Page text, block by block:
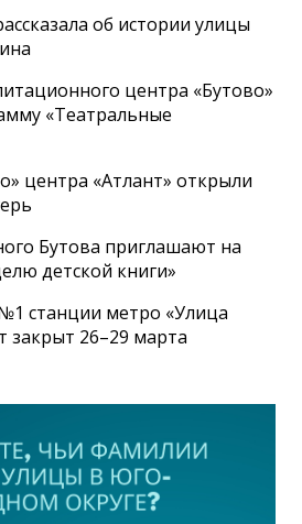
об истории улицы
центра «Бутово»
«Театральные
центра «Атлант» открыли
Бутова приглашают на
детской книги»
станции метро «Улица
закрыт 26–29 марта